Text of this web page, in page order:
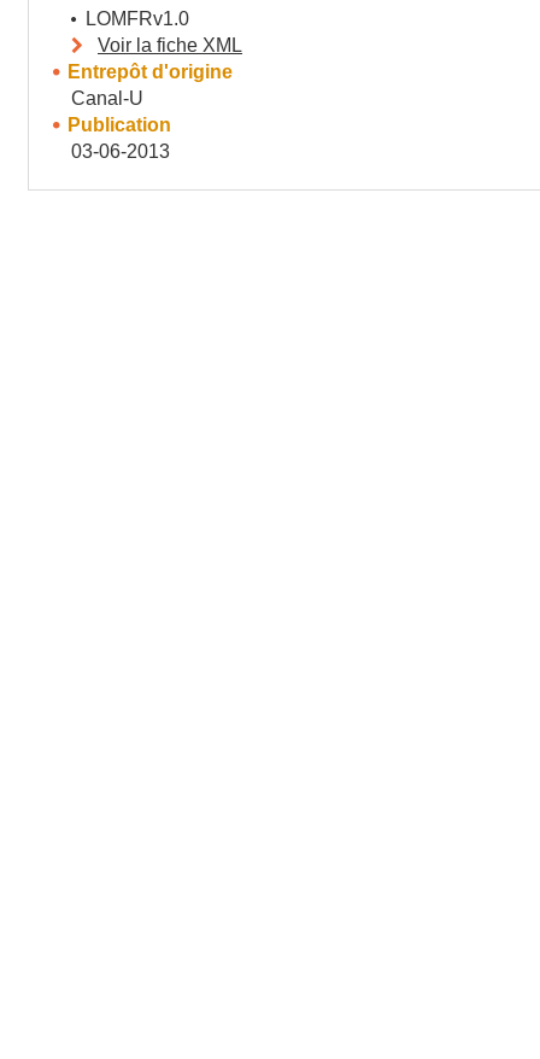
LOMFRv1.0
Voir la fiche XML
Entrepôt d'origine
Canal-U
Publication
03-06-2013